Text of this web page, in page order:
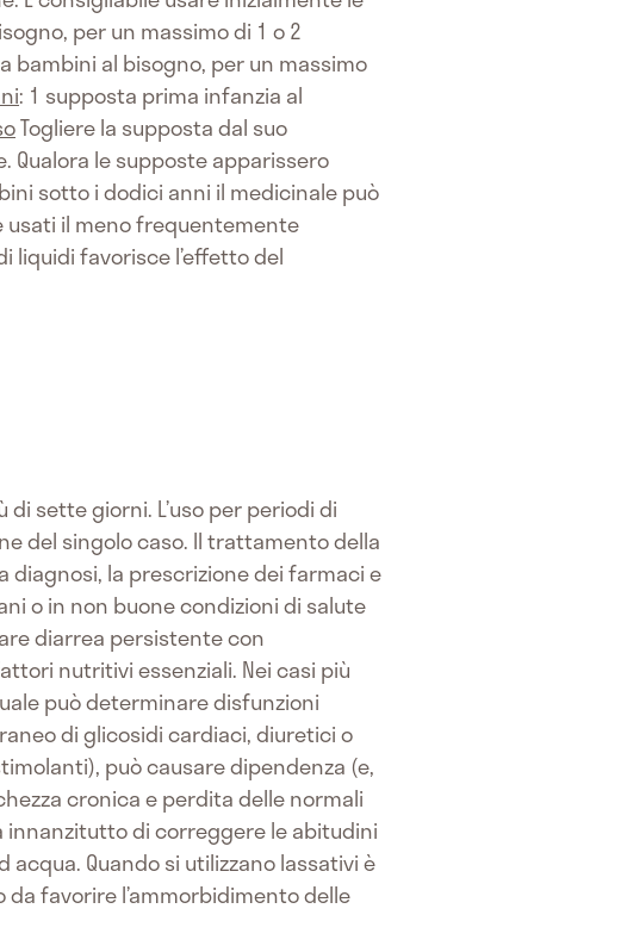
per un massimo di 1 o 2
bambini al bisogno, per un massimo
: 1 supposta prima infanzia al
Togliere la supposta dal suo
Qualora le supposte apparissero
sotto i dodici anni il medicinale può
usati il meno frequentemente
liquidi favorisce l’effetto del
sette giorni. L’uso per periodi di
del singolo caso. Il trattamento della
la prescrizione dei farmaci e
o in non buone condizioni di salute
diarrea persistente con
nutritivi essenziali. Nei casi più
può determinare disfunzioni
di glicosidi cardiaci, diuretici o
può causare dipendenza (e,
cronica e perdita delle normali
innanzitutto di correggere le abitudini
Quando si utilizzano lassativi è
favorire l’ammorbidimento delle